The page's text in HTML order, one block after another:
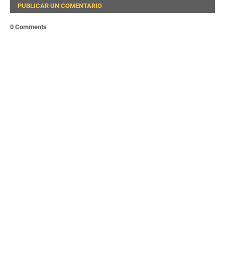
PUBLICAR UN COMENTARIO
0 Comments